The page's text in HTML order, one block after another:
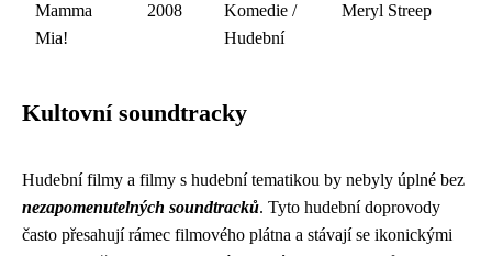
Mamma
Mia!
2008
Komedie /
Hudební
Meryl Streep
Kultovní soundtracky
Hudební filmy a filmy s hudební tematikou by nebyly úplné bez
nezapomenutelných soundtracků. Tyto hudební doprovody
často přesahují rámec filmového plátna a stávají se ikonickými